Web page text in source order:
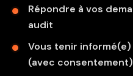
Répondre à vos
audit
Vous tenir
(avec consentement)